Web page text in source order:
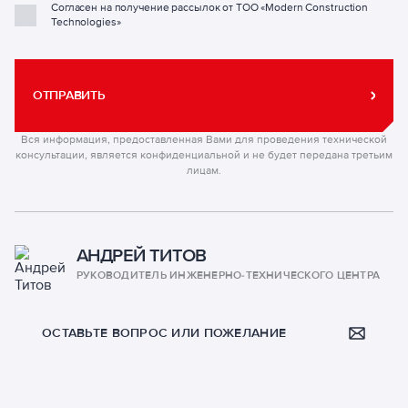
АНДРЕЙ ТИТОВ
РУКОВОДИТЕЛЬ ИНЖЕНЕРНО-ТЕХНИЧЕСКОГО ЦЕНТРА
ОСТАВЬТЕ ВОПРОС ИЛИ ПОЖЕЛАНИЕ
Согласен на получение рассылок от ТОО «Modern Construction
Technologies»
ОТПРАВИТЬ
Вся информация, предоставленная Вами для проведения технической
консультации, является конфиденциальной и не будет передана третьим
лицам.